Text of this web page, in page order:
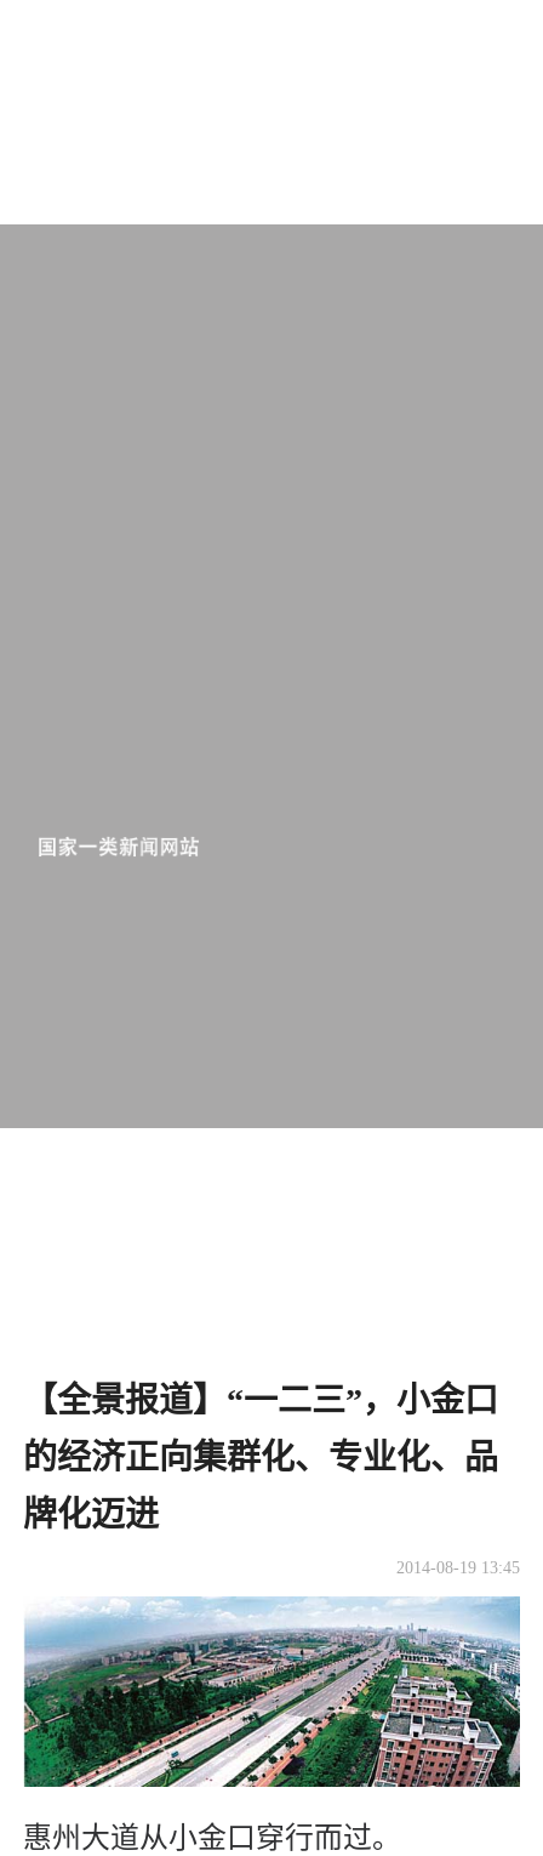
【全景报道】“一二三”，小金口
的经济正向集群化、专业化、品
牌化迈进
2014-08-19 13:45
惠州大道从小金口穿行而过。